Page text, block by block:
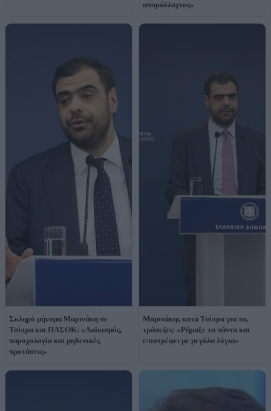
απαράλλαχτος»
Σκληρό μήνυμα Μαρινάκη σε
Τσίπρα και ΠΑΣΟΚ: «Λαϊκισμός,
παροχολογία και μηδενικές
προτάσεις»
Μαρινάκης κατά Τσίπρα για τις
τράπεζες: «Ρήμαξε τα πάντα και
επιστρέφει με μεγάλα λόγια»